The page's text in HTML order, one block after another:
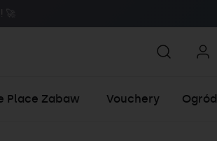
Place Zabaw Vouchery Ogród